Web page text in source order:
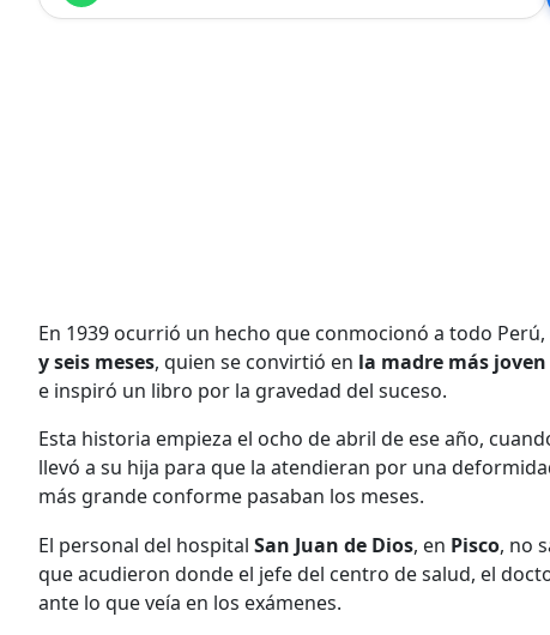
En 1939 ocurrió un hecho que conmocionó a todo
y seis meses, quien se convirtió en la madre más
e inspiró un libro por la gravedad del suceso.
Esta historia empieza el ocho de abril de ese año,
llevó a su hija para que la atendieran por una
más grande conforme pasaban los meses.
El personal del hospital San Juan de Dios, en Pisco, no
que acudieron donde el jefe del centro de salud, el
ante lo que veía en los exámenes.